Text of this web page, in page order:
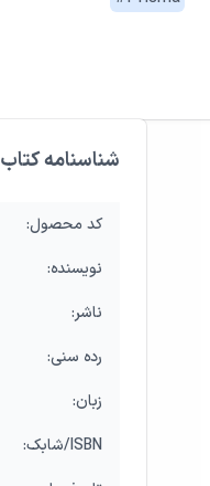
شناسنامه کتاب
:کد محصول
:نویسنده
:ناشر
:رده‌ سنی
:زبان
:شابک/ISBN